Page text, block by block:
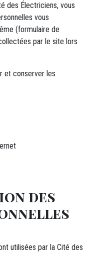
des Électriciens, vous
vous
(formulaire de
par le site lors
et conserver les
des
utilisées par la Cité des